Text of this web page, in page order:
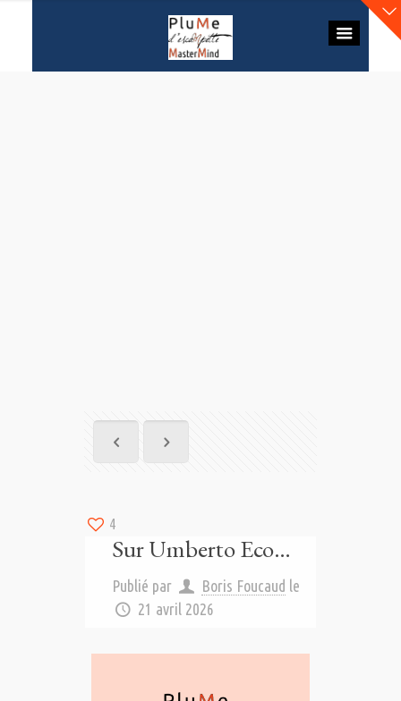
4
Sur Umberto Eco…
Publié par Boris Foucaud le
21 avril 2026